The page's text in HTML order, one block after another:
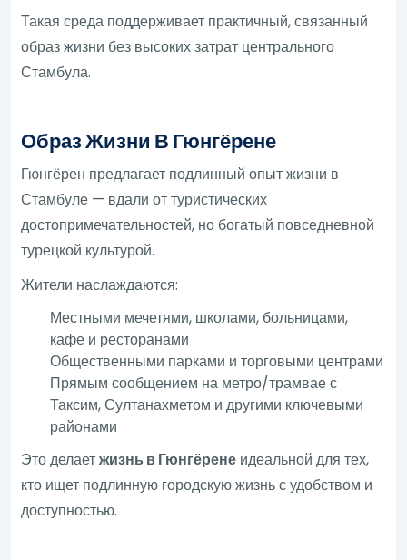
Такая среда поддерживает практичный, связанный
образ жизни без высоких затрат центрального
Стамбула.
Образ Жизни В Гюнгёрене
Гюнгёрен предлагает подлинный опыт жизни в
Стамбуле — вдали от туристических
достопримечательностей, но богатый повседневной
турецкой культурой.
Жители наслаждаются:
Местными мечетями, школами, больницами,
кафе и ресторанами
Общественными парками и торговыми центрами
Прямым сообщением на метро/трамвае с
Таксим, Султанахметом и другими ключевыми
районами
Это делаетжизнь в Гюнгёрене идеальной для тех,
кто ищет подлинную городскую жизнь с удобством и
доступностью.